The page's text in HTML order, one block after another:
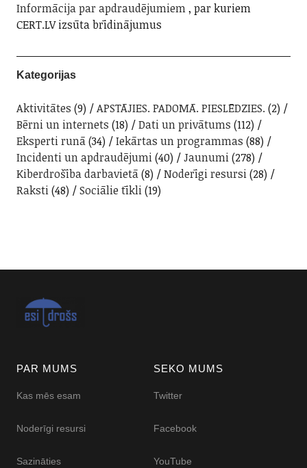
Informācija par apdraudējumiem, par kuriem
CERT.LV izsūta brīdinājumus
Kategorijas
Aktivitātes (9) APSTĀJIES. PADOMĀ. PIESLĒDZIES. (2)
Bērni un internets (18) Dati un privātums (112)
Eksperti runā(34) Iekārtas un programmas (88)
Incidenti un apdraudējumi(40) Jaunumi(278)
Kiberdrošība darbavietā(8) Noderīgi resursi(28)
Raksti(48) Sociālie tīkli(19)
PAR MUMS
Kas mēs esam
Noderīgi resursi
Sazināties
SEKO MUMS
Twitter
Facebook
YouTube